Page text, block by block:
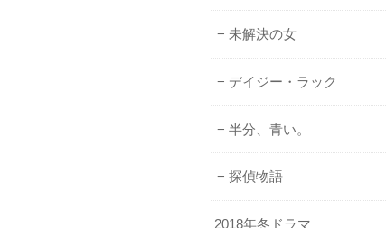
未解決の女
デイジー・ラック
半分、青い。
探偵物語
2018年冬ドラマ